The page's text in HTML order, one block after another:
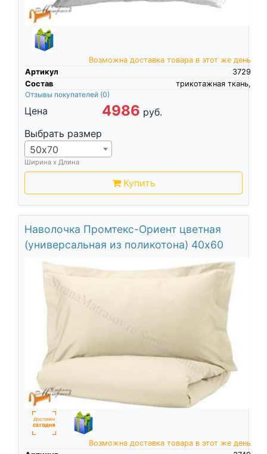
Возможна доставка товара в этот же день
Артикул
3729
Состав
трикотажная ткань,
Отзывы покупателей (0)
Цена 4986 руб.
Выбрать размер
50х70
Ширина х Длина
Купить
Наволочка Промтекс-Ориент цветная
(универсальная из поликотона) 40х60
Возможна доставка товара в этот же день